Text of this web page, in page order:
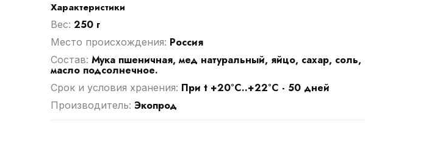
Характеристики
Вес: 250 г
Место происхождения: Россия
Cостав: Мука пшеничная, мед натуральный, яйцо, сахар, соль,
масло подсолнечное.
Срок и условия хранения: При t +20°С..+22°С - 50 дней
Производитель: Экопрод